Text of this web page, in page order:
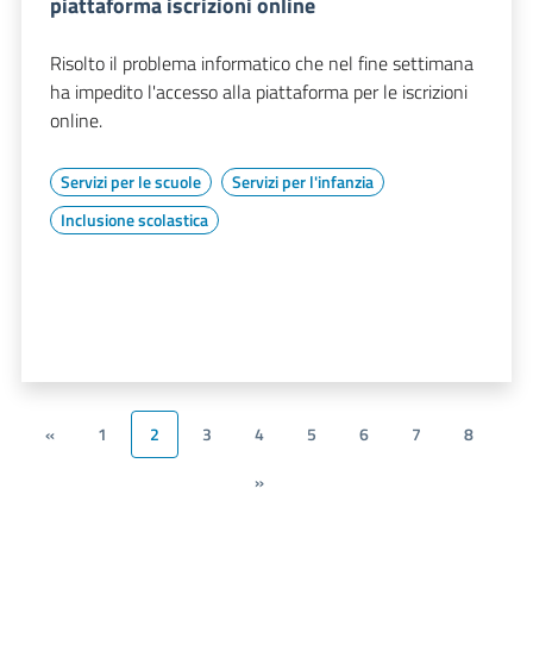
Risolto il problema informatico che nel fine settimana
ha impedito l'accesso alla piattaforma per le iscrizioni
online.
Servizi per le scuole
Servizi per l'infanzia
Inclusione scolastica
« 1 2 3 4 5 6 7
8
»